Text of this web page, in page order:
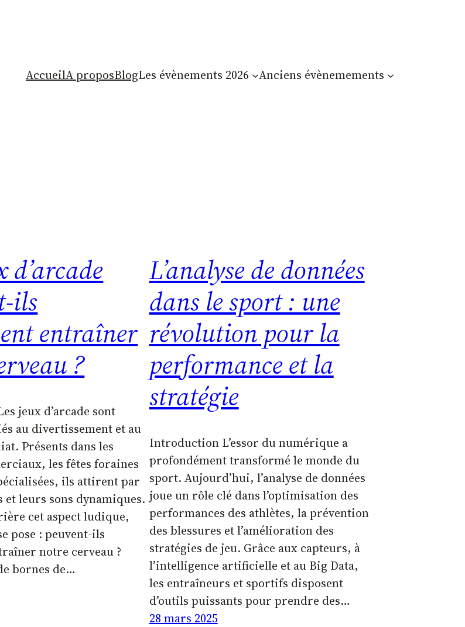
AccueilA proposBlogLes évènements 2026 Anciens évènemements
d’arcade
ils
entraîner
?
jeux d’arcade sont
au divertissement et au
Présents dans les
les fêtes foraines
ils attirent par
leurs sons dynamiques.
cet aspect ludique,
pose : peuvent-ils
notre cerveau ?
bornes de…
L’analyse de données
dans le sport : une
révolution pour la
performance et la
stratégie
Introduction L’essor du numérique a
profondément transformé le monde du
sport. Aujourd’hui, l’analyse de données
joue un rôle clé dans l’optimisation des
performances des athlètes, la prévention
des blessures et l’amélioration des
stratégies de jeu. Grâce aux capteurs, à
l’intelligence artificielle et au Big Data,
les entraîneurs et sportifs disposent
d’outils puissants pour prendre des…
28 mars 2025